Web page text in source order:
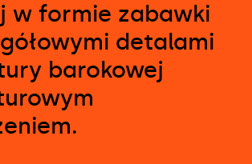
w formie zabawki
detalami
barokowej